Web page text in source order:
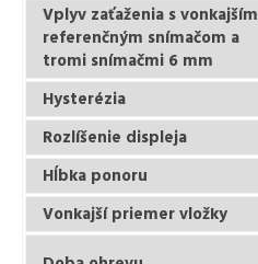
Vplyv zaťaženia s vonkajším
referenčným snímačom a
tromi snímačmi 6 mm
Hysterézia
Rozlíšenie displeja
Hĺbka ponoru
Vonkajší priemer vložky